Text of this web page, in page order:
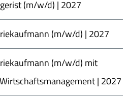
(m/w/d) | 2027
(m/w/d) | 2027
(m/w/d) mit
| 2027